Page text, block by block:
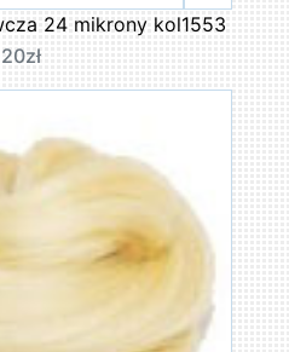
24 mikrony kol1553